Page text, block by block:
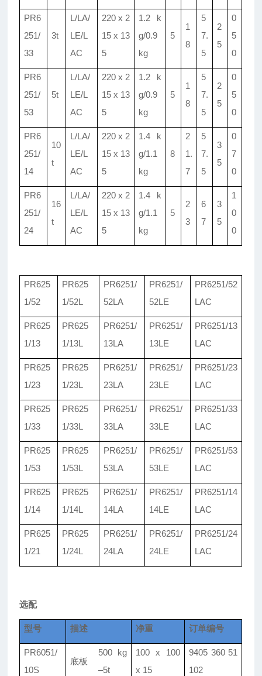
PR6
251/
33
3t
L/LA/
LE/L
AC
220 x 2
15 x 13
5
1.2 k
g/0.9
kg
5
1
8
5
7.
5
2
5
0
5
0
PR6
251/
53
5t
L/LA/
LE/L
AC
220 x 2
15 x 13
5
1.2 k
g/0.9
kg
5
1
8
5
7.
5
2
5
0
5
0
PR6
251/
14
10
t
L/LA/
LE/L
AC
220 x 2
15 x 13
5
1.4 k
g/1.1
kg
8
2
1.
7
5
7.
5
3
5
0
7
0
PR6
251/
24
16
t
L/LA/
LE/L
AC
220 x 2
15 x 13
5
1.4 k
g/1.1
kg
5
2
3
6
7
3
5
1
0
0
PR625
1/52
PR625
1/52L
PR6251/
52LA
PR6251/
52LE
PR6251/52
LAC
PR625
1/13
PR625
1/13L
PR6251/
13LA
PR6251/
13LE
PR6251/13
LAC
PR625
1/23
PR625
1/23L
PR6251/
23LA
PR6251/
23LE
PR6251/23
LAC
PR625
1/33
PR625
1/33L
PR6251/
33LA
PR6251/
33LE
PR6251/33
LAC
PR625
1/53
PR625
1/53L
PR6251/
53LA
PR6251/
53LE
PR6251/53
LAC
PR625
1/14
PR625
1/14L
PR6251/
14LA
PR6251/
14LE
PR6251/14
LAC
PR625
1/21
PR625
1/24L
PR6251/
24LA
PR6251/
24LE
PR6251/24
LAC
选配
型号 描述 净重 订单编号
PR6051/
10S
底板
500 kg
–5t
100 x 100
x 15
9405 360 51
102